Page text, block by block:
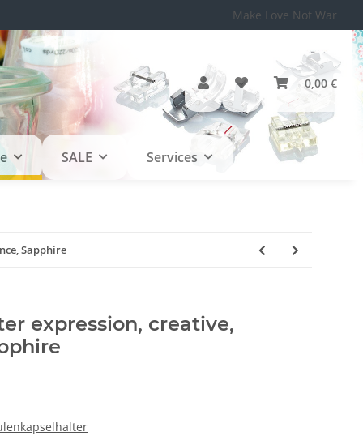
Make Love Not War
0,00 €
SALE Services
Sapphire
expression, creative,